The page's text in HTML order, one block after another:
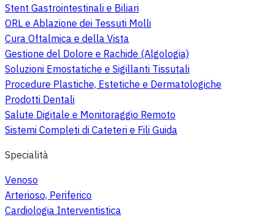
Stent Gastrointestinali e Biliari
ORL e Ablazione dei Tessuti Molli
Cura Oftalmica e della Vista
Gestione del Dolore e Rachide (Algologia)
Soluzioni Emostatiche e Sigillanti Tissutali
Procedure Plastiche, Estetiche e Dermatologiche
Prodotti Dentali
Salute Digitale e Monitoraggio Remoto
Sistemi Completi di Cateteri e Fili Guida
Specialità
Venoso
Arterioso, Periferico
Cardiologia Interventistica